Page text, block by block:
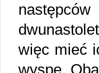
więc mieć
wyspę.